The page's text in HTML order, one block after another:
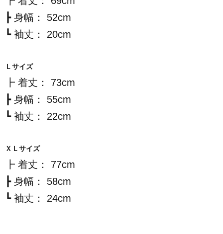
┣ 身幅： 52cm
┗ 袖丈： 20cm
Ｌサイズ
┣ 着丈： 73cm
┣ 身幅： 55cm
┗ 袖丈： 22cm
ＸＬサイズ
┣ 着丈： 77cm
┣ 身幅： 58cm
┗ 袖丈： 24cm